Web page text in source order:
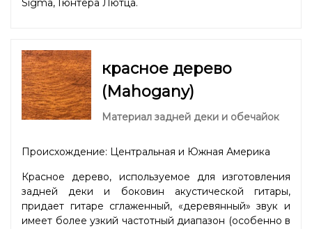
Sigma, Гюнтера Лютца.
красное дерево
(Mahogany)
Материал задней деки и обечайок
Происхождение: Центральная и Южная Америка
Красное дерево, используемое для изготовления
задней деки и боковин акустической гитары,
придает гитаре сглаженный, «деревянный» звук и
имеет более узкий частотный диапазон (особенно в